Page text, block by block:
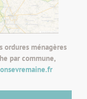
ordures ménagères
par commune,